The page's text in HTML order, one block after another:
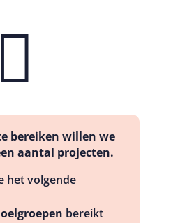

bereiken willen we
aantal projecten.
het volgende
bereikt